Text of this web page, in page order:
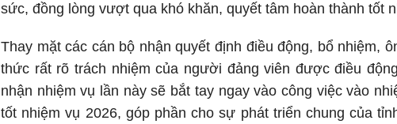
sức, đồng lòng vượt qua khó khăn, quyết tâm hoàn thành tốt
Thay mặt các cán bộ nhận quyết định điều động, bổ nhiệm,
thức rất rõ trách nhiệm của người đảng viên được điều
nhận nhiệm vụ lần này sẽ bắt tay ngay vào công việc vào
tốt nhiệm vụ 2026, góp phần cho sự phát triển chung của